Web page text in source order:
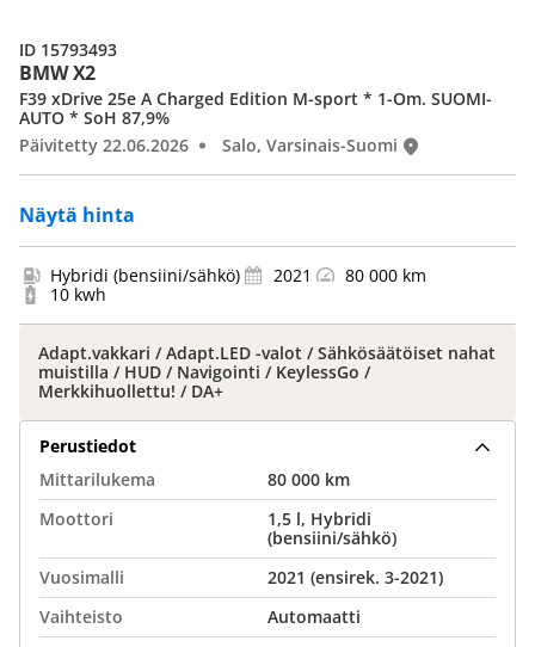
BMW X2
Näytä hinta
F39 xDrive 25e A Charged Edition M-sport * 1-Om. SUOMI-
AUTO * SoH 87,9%
Päivitetty 22.06.2026
Salo, Varsinais-Suomi
ID 15793493
Hybridi (bensiini/sähkö) 2021
80 000 km
10 kwh
Adapt.vakkari / Adapt.LED -valot / Sähkösäätöiset nahat
muistilla / HUD / Navigointi / KeylessGo /
Merkkihuollettu! / DA+
Perustiedot
Mittarilukema
80 000 km
Moottori
1,5 l, Hybridi
(bensiini/sähkö)
Vuosimalli
2021 (ensirek. 3-2021)
Vaihteisto
Automaatti